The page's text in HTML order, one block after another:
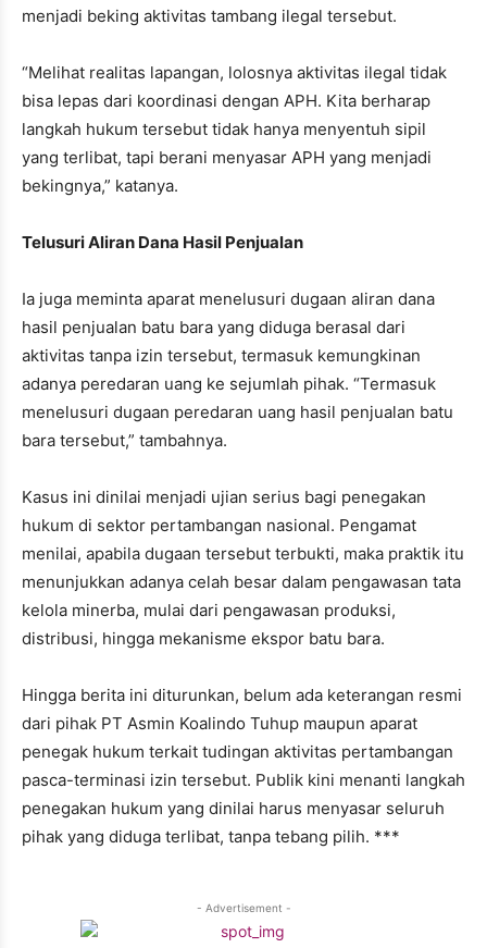
menjadi beking aktivitas tambang ilegal tersebut.
“Melihat realitas lapangan, lolosnya aktivitas ilegal tidak
bisa lepas dari koordinasi dengan APH. Kita berharap
langkah hukum tersebut tidak hanya menyentuh sipil
yang terlibat, tapi berani menyasar APH yang menjadi
bekingnya,” katanya.
Telusuri Aliran Dana Hasil Penjualan
Ia juga meminta aparat menelusuri dugaan aliran dana
hasil penjualan batu bara yang diduga berasal dari
aktivitas tanpa izin tersebut, termasuk kemungkinan
adanya peredaran uang ke sejumlah pihak. “Termasuk
menelusuri dugaan peredaran uang hasil penjualan batu
bara tersebut,” tambahnya.
Kasus ini dinilai menjadi ujian serius bagi penegakan
hukum di sektor pertambangan nasional. Pengamat
menilai, apabila dugaan tersebut terbukti, maka praktik itu
menunjukkan adanya celah besar dalam pengawasan tata
kelola minerba, mulai dari pengawasan produksi,
distribusi, hingga mekanisme ekspor batu bara.
Hingga berita ini diturunkan, belum ada keterangan resmi
dari pihak PT Asmin Koalindo Tuhup maupun aparat
penegak hukum terkait tudingan aktivitas pertambangan
pasca-terminasi izin tersebut. Publik kini menanti langkah
penegakan hukum yang dinilai harus menyasar seluruh
pihak yang diduga terlibat, tanpa tebang pilih. ***
- Advertisement -